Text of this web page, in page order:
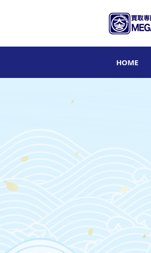
HOME